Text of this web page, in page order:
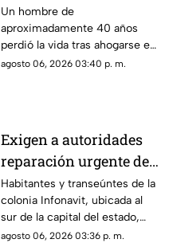
mu3r3 ahogado en la
alberca de un hotel en
Acapulco
Un hombre de
aproximadamente 40 años
perdió la vida tras ahogarse en
la alberca de un hotel del
agosto 06, 2026 03:40 p. m.
Exigen a autoridades
reparación urgente de
alcantarilla en la
colonia Infonavit de
Chilpancingo
Habitantes y transeúntes de la
colonia Infonavit, ubicada al
sur de la capital del estado,
denunciaron la falta de
agosto 06, 2026 03:36 p. m.